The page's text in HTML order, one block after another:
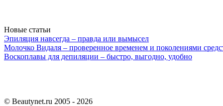
Новые статьи
Эпиляция навсегда – правда или вымысел
Молочко Видаля – проверенное временем и поколениями
Воскоплавы для депиляции – быстро, выгодно, удобно
© Beautynet.ru 2005 - 2026